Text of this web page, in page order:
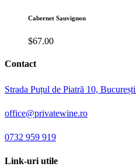
Cabernet Sauvignon
$67.00
Contact
Strada Puțul de Piatră 10,
office@privatewine.ro
0732 959 919
Link-uri utile